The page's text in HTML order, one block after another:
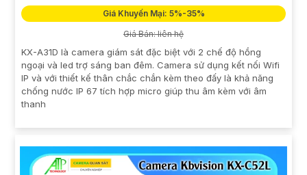
Giá Khuyến Mại: 5%-35%
Giá Bán: liên hệ
KX-A31D là camera giám sát đặc biệt với 2 chế độ hồng
ngoại và led trợ sáng ban đêm. Camera sử dụng kết nối Wifi
IP và với thiết kế thân chắc chắn kèm theo đấy là khả năng
chống nước IP 67 tích hợp micro giúp thu âm kèm với âm
thanh